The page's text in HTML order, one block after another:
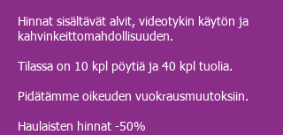
Hinnat sisältävät alvit, videotykin käytön ja
kahvinkeittomahdollisuuden.
Tilassa on 10 kpl pöytiä ja 40 kpl tuolia.
Pidätämme oikeuden vuokrausmuutoksiin.
Haulaisten hinnat -50%